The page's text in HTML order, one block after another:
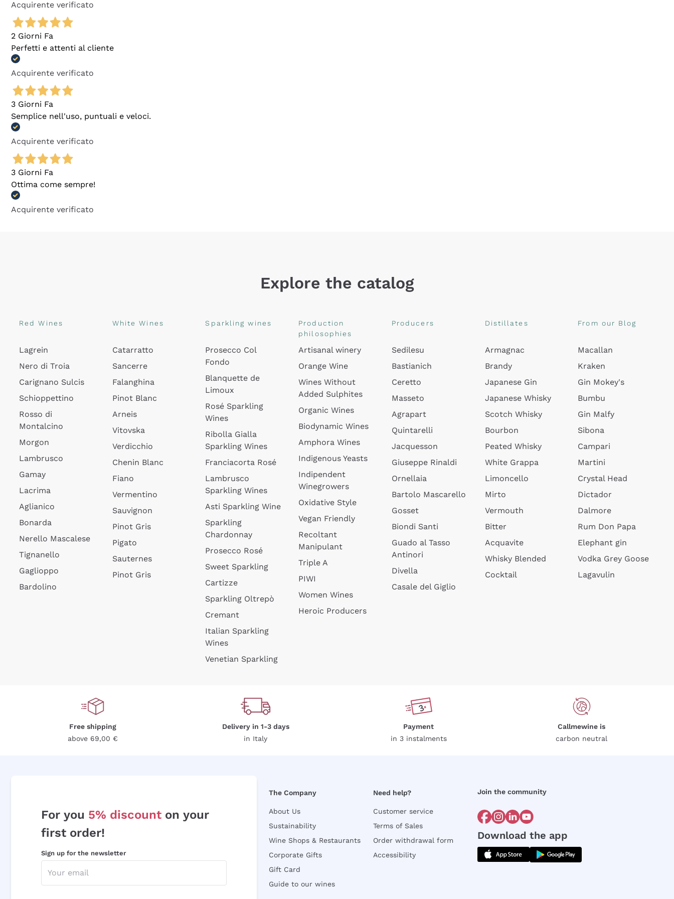
Acquirente verificato
2 Giorni Fa
Perfetti e attenti al cliente
Acquirente verificato
3 Giorni Fa
Semplice nell'uso, puntuali e veloci.
Acquirente verificato
3 Giorni Fa
Ottima come sempre!
Acquirente verificato
Explore the catalog
Red Wines
Lagrein
Nero di Troia
Carignano Sulcis
Schioppettino
Rosso di
Montalcino
Morgon
Lambrusco
Gamay
Lacrima
Aglianico
Bonarda
Nerello Mascalese
Tignanello
Gaglioppo
Bardolino
White Wines
Catarratto
Sancerre
Falanghina
Pinot Blanc
Arneis
Vitovska
Verdicchio
Chenin Blanc
Fiano
Vermentino
Sauvignon
Pinot Gris
Pigato
Sauternes
Pinot Gris
Sparkling wines
Prosecco Col
Fondo
Blanquette de
Limoux
Rosé Sparkling
Wines
Ribolla Gialla
Sparkling Wines
Franciacorta Rosé
Lambrusco
Sparkling Wines
Asti Sparkling Wine
Sparkling
Chardonnay
Prosecco Rosé
Sweet Sparkling
Cartizze
Sparkling Oltrepò
Cremant
Italian Sparkling
Wines
Venetian Sparkling
Production
philosophies
Artisanal winery
Orange Wine
Wines Without
Added Sulphites
Organic Wines
Biodynamic Wines
Amphora Wines
Indigenous Yeasts
Indipendent
Winegrowers
Oxidative Style
Vegan Friendly
Recoltant
Manipulant
Triple A
PIWI
Women Wines
Heroic Producers
Producers
Sedilesu
Bastianich
Ceretto
Masseto
Agrapart
Quintarelli
Jacquesson
Giuseppe Rinaldi
Ornellaia
Bartolo Mascarello
Gosset
Biondi Santi
Guado al Tasso
Antinori
Divella
Casale del Giglio
Distillates
Armagnac
Brandy
Japanese Gin
Japanese Whisky
Scotch Whisky
Bourbon
Peated Whisky
White Grappa
Limoncello
Mirto
Vermouth
Bitter
Acquavite
Whisky Blended
Cocktail
From our Blog
Macallan
Kraken
Gin Mokey's
Bumbu
Gin Malfy
Sibona
Campari
Martini
Crystal Head
Dictador
Dalmore
Rum Don Papa
Elephant gin
Vodka Grey Goose
Lagavulin
Free shipping
above 69,00 €
Delivery in 1-3 days
in Italy
Payment
in 3 instalments
Callmewine is
carbon neutral
For you 5% discount on your
first order!
Sign up for the newsletter
The Company
About Us
Sustainability
Wine Shops & Restaurants
Corporate Gifts
Gift Card
Guide to our wines
Need help?
Customer service
Terms of Sales
Order withdrawal form
Accessibility
Join the community
Download the app